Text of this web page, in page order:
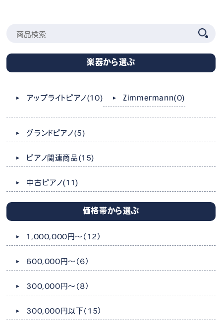
楽器から選ぶ
アップライトピアノ (10) Zimmermann(0)
グランドピアノ (5)
ピアノ関連商品 (15)
中古ピアノ(11)
価格帯から選ぶ
1,000,000円～ （12）
600,000円～ （6）
300,000円～ （8）
300,000円以下 （15）